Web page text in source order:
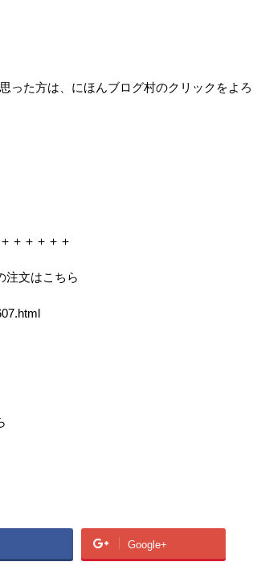
った方は、にほんブログ村のクリックをよろ
＋＋＋＋＋
注文はこちら
Google+